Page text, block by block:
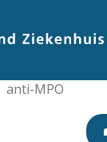
anti-MPO